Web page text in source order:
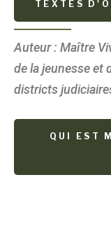
TEXTES
Auteur : Maître
de la jeunesse et
districts
QUI EST